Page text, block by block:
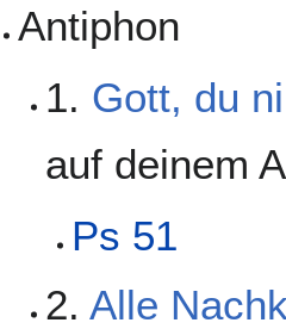
Antiphon
1. Gott, du
auf deinem
Ps 51
2. Alle